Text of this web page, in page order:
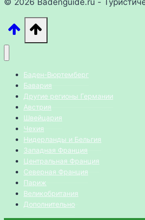
© 2026 Badenguide.ru -
Баден-Вюртемберг
Бавария
Другие регионы Германии
Австрия
Швейцария
Чехия
Нидерланды и Бельгия
Западная Франция
Центральная Франция
Северная Франция
Париж
Великобритания
Дополнительно